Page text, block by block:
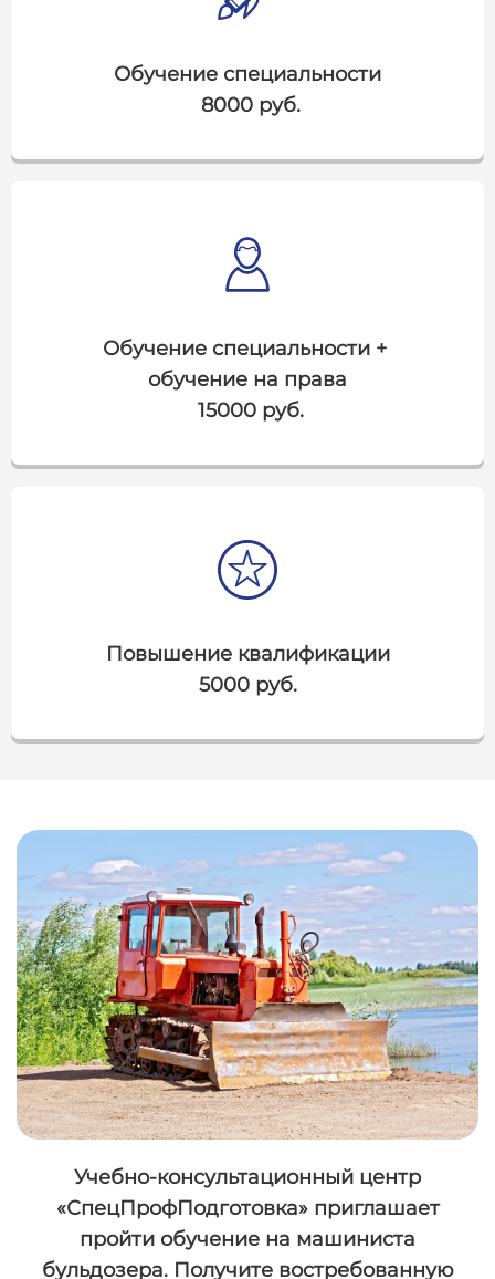
Обучение специальности
8000 руб.
Обучение специальности +
обучение на права
15000 руб.
Повышение квалификации
5000 руб.
Учебно-консультационный центр
«СпецПрофПодготовка» приглашает
пройти обучение на машиниста
бульдозера. Получите востребованную